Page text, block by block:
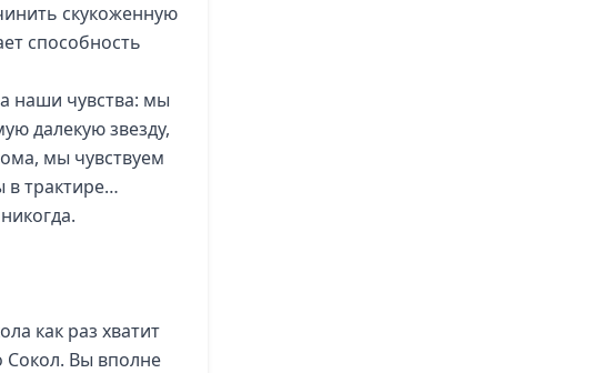
скукоженную
способность
наши чувства: мы
далекую звезду,
мы чувствуем
в трактире…
как раз хватит
Сокол. Вы вполне